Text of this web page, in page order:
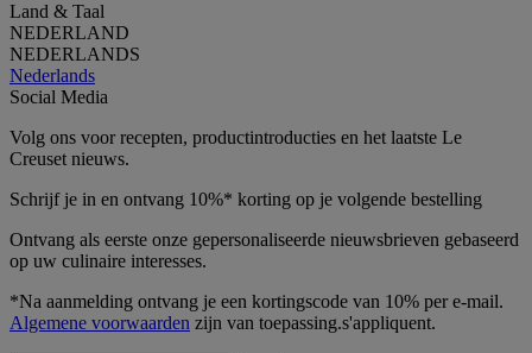
Land & Taal
NEDERLAND
NEDERLANDS
Nederlands
Social Media
Volg ons voor recepten, productintroducties en het laatste Le
Creuset nieuws.
Schrijf je in en ontvang 10%* korting op je volgende bestelling
Ontvang als eerste onze gepersonaliseerde nieuwsbrieven gebaseerd
op uw culinaire interesses.
*Na aanmelding ontvang je een kortingscode van 10% per e-mail.
Algemene voorwaarden zijn van toepassing.s'appliquent.